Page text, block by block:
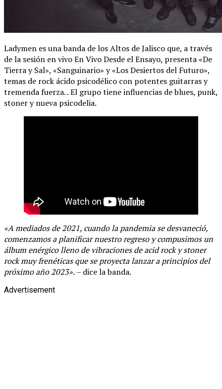
Ladymen es una banda de los Altos de Jalisco que, a través
de la sesión en vivo En Vivo Desde el Ensayo, presenta «De
Tierra y Sal», «Sanguinario» y «Los Desiertos del Futuro»,
temas de rock ácido psicodélico con potentes guitarras y
tremenda fuerza. . El grupo tiene influencias de blues, punk,
stoner y nueva psicodelia.
«A mediados de 2021, cuando la pandemia se desvaneció,
comenzamos a planificar nuestro regreso y compusimos un
álbum enérgico lleno de vibraciones de acid rock y stoner
rock muy frenéticas que se proyecta lanzar a principios del
próximo año 2023».– dice la banda.
Advertisement